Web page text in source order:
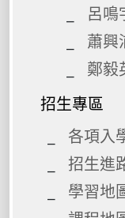
呂鳴
蕭興
鄭毅
招生專區
各項入
招生進
學習地